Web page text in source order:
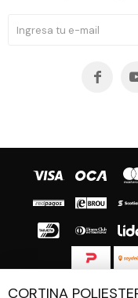
CORTINA
